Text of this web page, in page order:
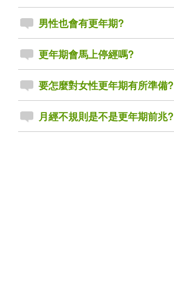
男性也會有更年期?
更年期會馬上停經嗎?
要怎麼對女性更年期有所準備?
月經不規則是不是更年期前兆?